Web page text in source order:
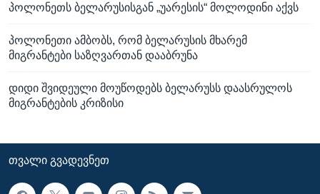
პოლონეთს ბელარუსისგან „უარესის“ მოლოდინი აქვს
პოლონეთი ამბობს, რომ ბელარუსის მხარემ
მიგრანტები საზღვართან დააბრუნა
დიდი შვიდეული მოუწოდებს ბელარუსს დაასრულოს
მიგრანტების კრიზისი
ᲗᲕᲐᲚᲘ ᲒᲕᲐᲓᲔᲕᲜᲔᲗ